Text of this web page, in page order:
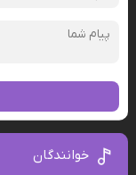
خوانندگان